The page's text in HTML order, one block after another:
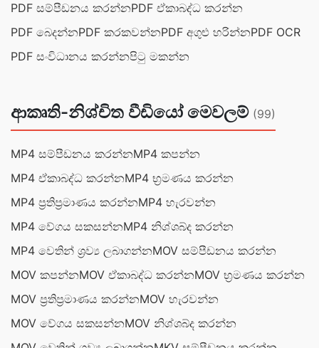
PDF සම්පීඩනය කරන්නPDF ඒකාබද්ධ කරන්න
PDF බෙදන්නPDF කරකවන්නPDF අගුළු හරින්නPDF OCR
PDF සංවිධානය කරන්නපිටු මකන්න
ආකෘති-නිශ්චිත වීඩියෝ මෙවලම් (99)
MP4 සම්පීඩනය කරන්නMP4 කපන්න
MP4 ඒකාබද්ධ කරන්නMP4 භ්‍රමණය කරන්න
MP4 ප්‍රතිප්‍රමාණය කරන්නMP4 හැරවන්න
MP4 වේගය සකසන්නMP4 නිශ්ශබ්ද කරන්න
MP4 වෙතින් ශ්‍රව්‍ය ලබාගන්නMOV සම්පීඩනය කරන්න
MOV කපන්නMOV ඒකාබද්ධ කරන්නMOV භ්‍රමණය කරන්න
MOV ප්‍රතිප්‍රමාණය කරන්නMOV හැරවන්න
MOV වේගය සකසන්නMOV නිශ්ශබ්ද කරන්න